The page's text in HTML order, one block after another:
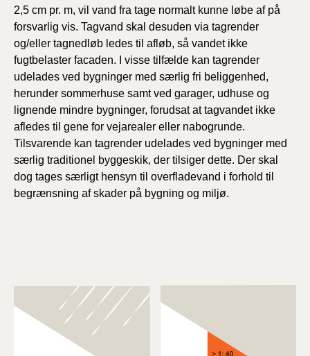
2,5 cm pr. m, vil vand fra tage normalt kunne løbe af på
forsvarlig vis. Tagvand skal desuden via tagrender
og/eller tagnedløb ledes til afløb, så vandet ikke
fugtbelaster facaden. I visse tilfælde kan tagrender
udelades ved bygninger med særlig fri beliggenhed,
herunder sommerhuse samt ved garager, udhuse og
lignende mindre bygninger, forudsat at tagvandet ikke
afledes til gene for vejarealer eller nabogrunde.
Tilsvarende kan tagrender udelades ved bygninger med
særlig traditionel byggeskik, der tilsiger dette. Der skal
dog tages særligt hensyn til overfladevand i forhold til
begrænsning af skader på bygning og miljø.